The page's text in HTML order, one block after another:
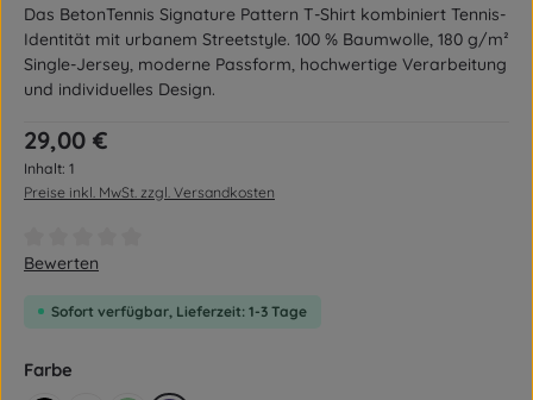
Das BetonTennis Signature Pattern T-Shirt kombiniert Tennis-
Identität mit urbanem Streetstyle. 100 % Baumwolle, 180 g/m²
Single-Jersey, moderne Passform, hochwertige Verarbeitung
und individuelles Design.
Regulärer Preis:
29,00 €
Inhalt: 1
Preise inkl. MwSt. zzgl. Versandkosten
Durchschnittliche Bewertung von 0 von 5 Sternen
Bewerten
Sofort verfügbar, Lieferzeit: 1-3 Tage
Farbe